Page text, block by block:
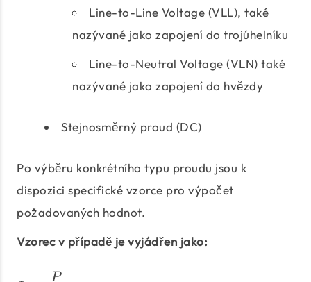
Line-to-Line Voltage (VLL), také
nazývané jako zapojení do trojúhelníku
Line-to-Neutral Voltage (VLN) také
nazývané jako zapojení do hvězdy
Stejnosměrný proud (DC)
Po výběru konkrétního typu proudu jsou k
dispozici specifické vzorce pro výpočet
požadovaných hodnot.
Vzorec v případě je vyjádřen jako:
P